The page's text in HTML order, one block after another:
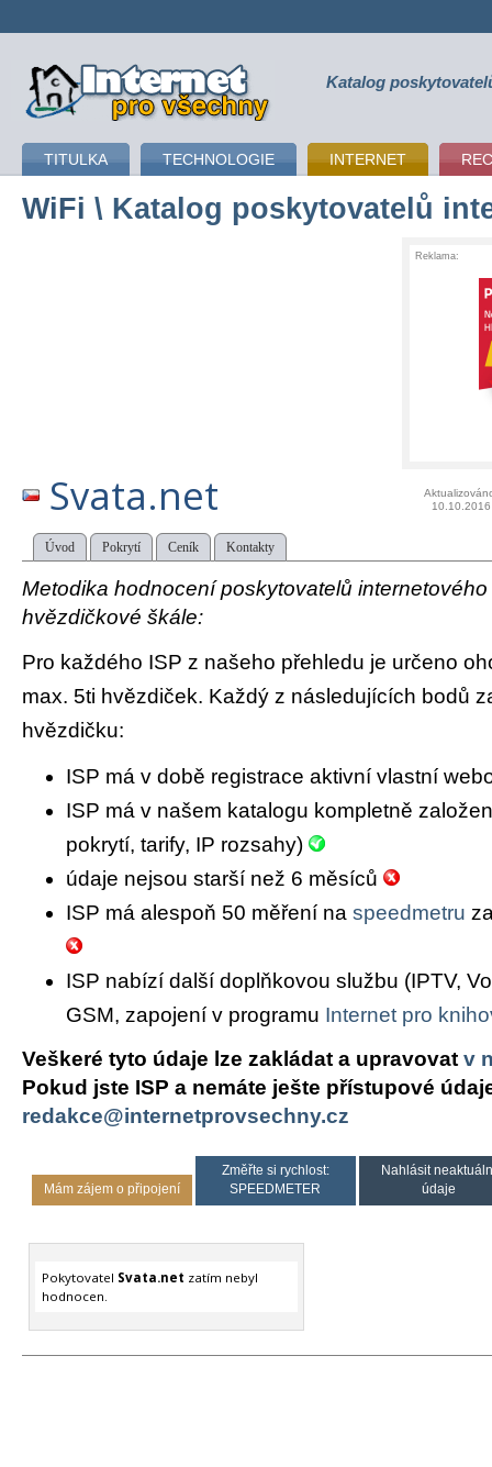
připojení k internetu Katalog
TITULKA TECHNOLOGIE INTERNET
WiFi \ Katalog poskytovatelů
Reklama:
Svata.net
10.10.2016
Úvod Pokrytí Ceník Kontakty
Metodika hodnocení poskytovatelů
hvězdičkové škále:
Pro každého ISP z našeho přehledu je určeno
max. 5ti hvězdiček. Každý z následujících bodů
hvězdičku:
ISP má v době registrace aktivní vlastní
ISP má v našem katalogu kompletně
pokrytí, tarify, IP rozsahy)
údaje nejsou starší než 6 měsíců
ISP má alespoň 50 měření na speedmetru
ISP nabízí další doplňkovou službu (IPTV,
GSM, zapojení v programu Internet pro
Veškeré tyto údaje lze zakládat a upravovat v
Pokud jste ISP a nemáte ješte přístupové
redakce@internetprovsechny.cz
Mám zájem o připojení
Změřte si rychlost:
SPEEDMETER
Nahlásit
údaje
Pokytovatel Svata.net zatím nebyl
hodnocen.